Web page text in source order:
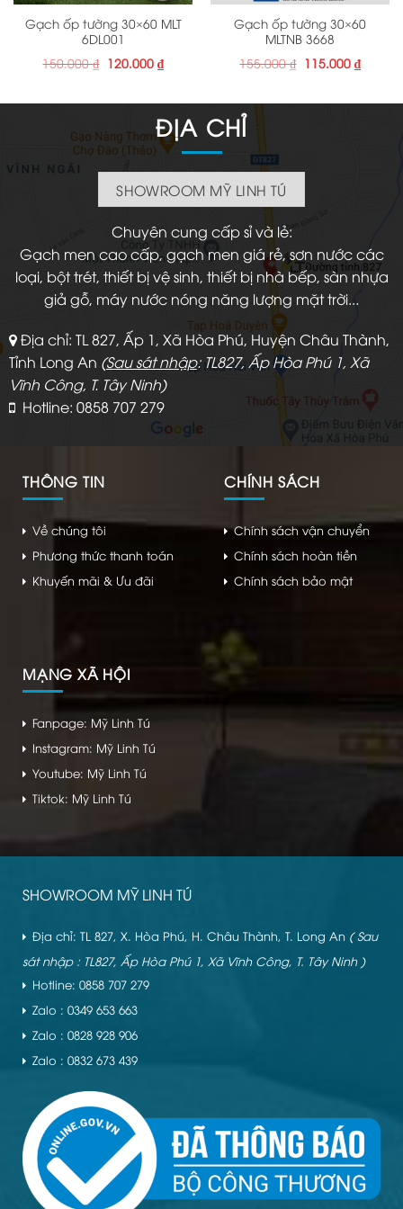
Gạch ốp tường 30×60 MLT
6DL001
150.000₫ Giá
gốc
120.000 ₫Giá
hiện
120.000 ₫.
Gạch ốp tường 30×60
MLTNB 3668
155.000₫ Giá
gốc
115.000 ₫Giá
hiện
ĐỊA CHỈ
SHOWROOM MỸ LINH TÚ
Chuyên cung cấp sỉ và lẻ:
Gạch men cao cấp, gạch men giá rẻ, sơn nước các
loại, bột trét, thiết bị vệ sinh, thiết bị nhà bếp, sàn nhựa
giả gỗ, máy nước nóng năng lượng mặt trời...
Địa chỉ: TL 827, Ấp 1, Xã Hòa Phú, Huyện Châu Thành,
Tỉnh Long An (Sau sát nhập: TL827, Ấp Hòa Phú 1, Xã
Vĩnh Công, T. Tây Ninh)
Hotline: 0858 707 279
THÔNG TIN
Về chúng tôi
Phương thức thanh toán
Khuyến mãi & Ưu đãi
CHÍNH SÁCH
Chính sách vận chuyển
Chính sách hoàn tiền
Chính sách bảo mật
MẠNG XÃ HỘI
Fanpage: Mỹ Linh Tú
Instagram: Mỹ Linh Tú
Youtube: Mỹ Linh Tú
Tiktok: Mỹ Linh Tú
SHOWROOM MỸ LINH TÚ
Địa chỉ: TL 827, X. Hòa Phú, H. Châu Thành, T. Long An ( Sau
sát nhập : TL827, Ấp Hòa Phú 1, Xã Vĩnh Công, T. Tây Ninh )
Hotline: 0858 707 279
Zalo : 0349 653 663
Zalo : 0828 928 906
Zalo : 0832 673 439